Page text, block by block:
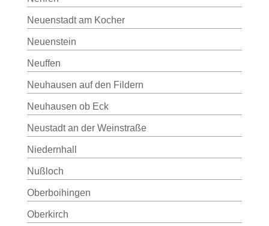
Neuenstadt am Kocher
Neuenstein
Neuffen
Neuhausen auf den Fildern
Neuhausen ob Eck
Neustadt an der Weinstraße
Niedernhall
Nußloch
Oberboihingen
Oberkirch